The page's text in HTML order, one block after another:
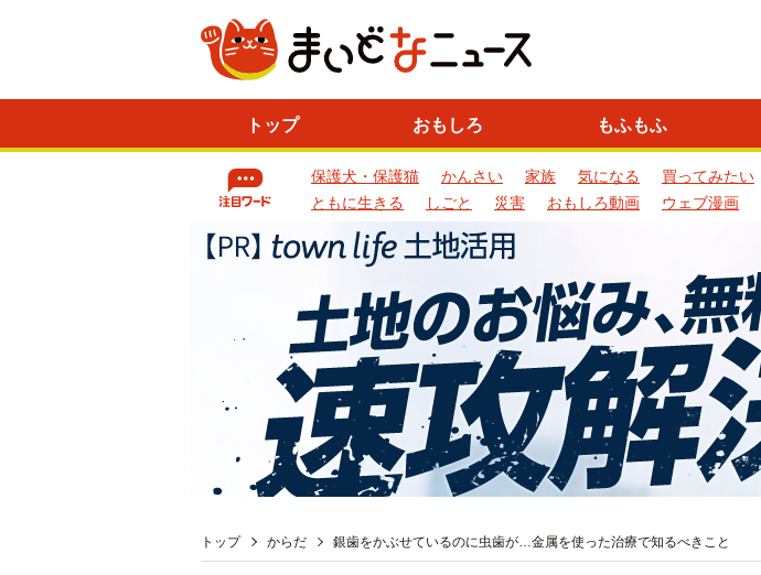
トップ おもしろ もふもふ
保護犬・保護猫 かんさい 家族 気になる 買ってみたい
ともに生きる
しごと 災害 おもしろ動画 ウェブ漫画
トップ からだ 銀歯をかぶせているのに虫歯が…金属を使った治療で知るべきこと